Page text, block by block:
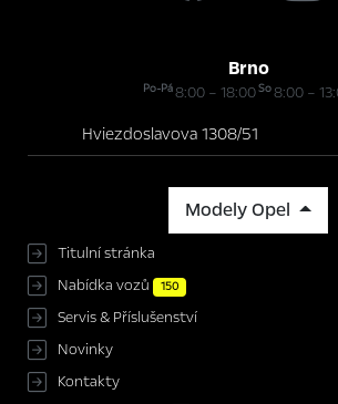
Brno
Po-Pá8:00 – 18:00So8:00 –
Hviezdoslavova 1308/51
Modely Opel
Titulní stránka
Nabídka vozů
150
Servis & Příslušenství
Novinky
Kontakty